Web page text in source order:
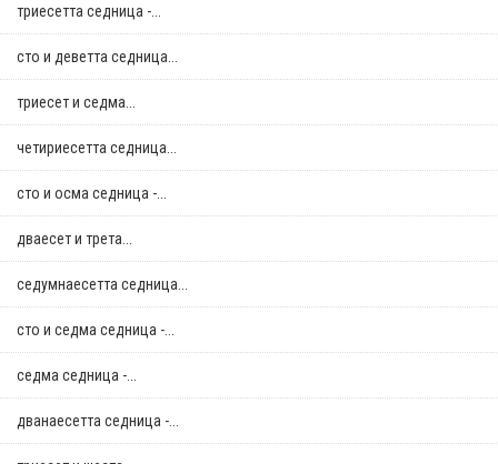
триесетта седница -...
сто и деветта седница...
триесет и седма...
четириесетта седница...
сто и осма седница -...
дваесет и трета...
седумнаесетта седница...
сто и седма седница -...
седма седница -...
дванаесетта седница -...